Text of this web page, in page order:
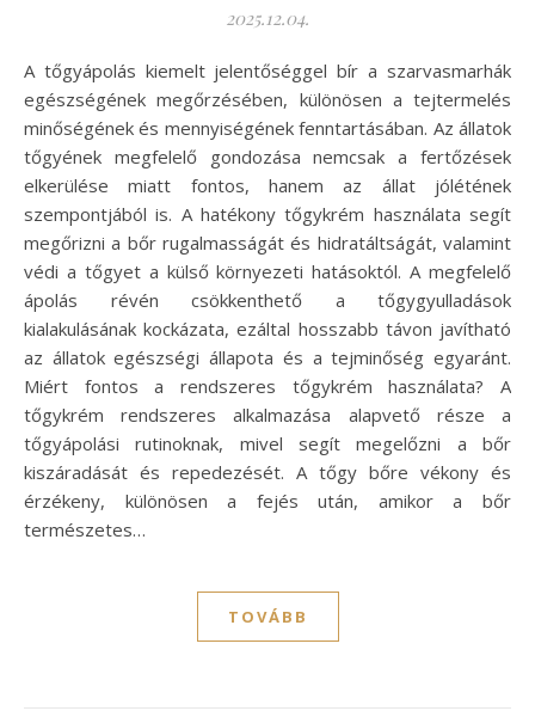
2025.12.04.
A tőgyápolás kiemelt jelentőséggel bír a szarvasmarhák
egészségének megőrzésében, különösen a tejtermelés
minőségének és mennyiségének fenntartásában. Az állatok
tőgyének megfelelő gondozása nemcsak a fertőzések
elkerülése miatt fontos, hanem az állat jólétének
szempontjából is. A hatékony tőgykrém használata segít
megőrizni a bőr rugalmasságát és hidratáltságát, valamint
védi a tőgyet a külső környezeti hatásoktól. A megfelelő
ápolás révén csökkenthető a tőgygyulladások
kialakulásának kockázata, ezáltal hosszabb távon javítható
az állatok egészségi állapota és a tejminőség egyaránt.
Miért fontos a rendszeres tőgykrém használata? A
tőgykrém rendszeres alkalmazása alapvető része a
tőgyápolási rutinoknak, mivel segít megelőzni a bőr
kiszáradását és repedezését. A tőgy bőre vékony és
érzékeny, különösen a fejés után, amikor a bőr
természetes…
TOVÁBB